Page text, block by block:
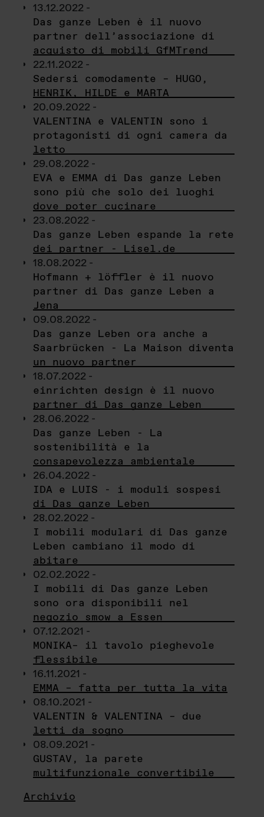
13.12.2022 -
Das ganze Leben è il nuovo
partner dell’associazione di
acquisto di mobili GfMTrend
22.11.2022 -
Sedersi comodamente – HUGO,
HENRIK, HILDE e MARTA
20.09.2022 -
VALENTINA e VALENTIN sono i
protagonisti di ogni camera da
letto
29.08.2022 -
EVA e EMMA di Das ganze Leben
sono più che solo dei luoghi
dove poter cucinare
23.08.2022 -
Das ganze Leben espande la rete
dei partner - Lisel.de
18.08.2022 -
Hofmann + löffler è il nuovo
partner di Das ganze Leben a
Jena
09.08.2022 -
Das ganze Leben ora anche a
Saarbrücken - La Maison diventa
un nuovo partner
18.07.2022 -
einrichten design è il nuovo
partner di Das ganze Leben
28.06.2022 -
Das ganze Leben - La
sostenibilità e la
consapevolezza ambientale
26.04.2022 -
IDA e LUIS - i moduli sospesi
di Das ganze Leben
28.02.2022 -
I mobili modulari di Das ganze
Leben cambiano il modo di
abitare
02.02.2022 -
I mobili di Das ganze Leben
sono ora disponibili nel
negozio smow a Essen
07.12.2021 -
MONIKA– il tavolo pieghevole
flessibile
16.11.2021 -
EMMA – fatta per tutta la vita
08.10.2021 -
VALENTIN & VALENTINA – due
letti da sogno
08.09.2021 -
GUSTAV, la parete
multifunzionale convertibile
Archivio